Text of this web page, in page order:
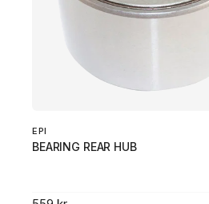
EPI
BEARING REAR HUB